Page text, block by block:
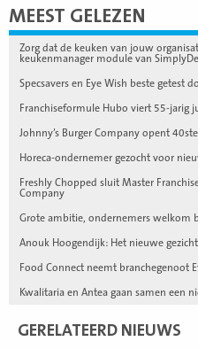
MEEST GELEZEN
Zorg dat de keuken van jouw
keukenmanager module van
Specsavers en Eye Wish beste getest
Franchiseformule Hubo viert 55-jarig
Johnny’s Burger Company opent
Horeca-ondernemer gezocht voor
Freshly Chopped sluit Master
Company
Grote ambitie, ondernemers welkom
Anouk Hoogendijk: Het nieuwe
Food Connect neemt branchegenoot
Kwalitaria en Antea gaan samen een
GERELATEERD NIEUWS